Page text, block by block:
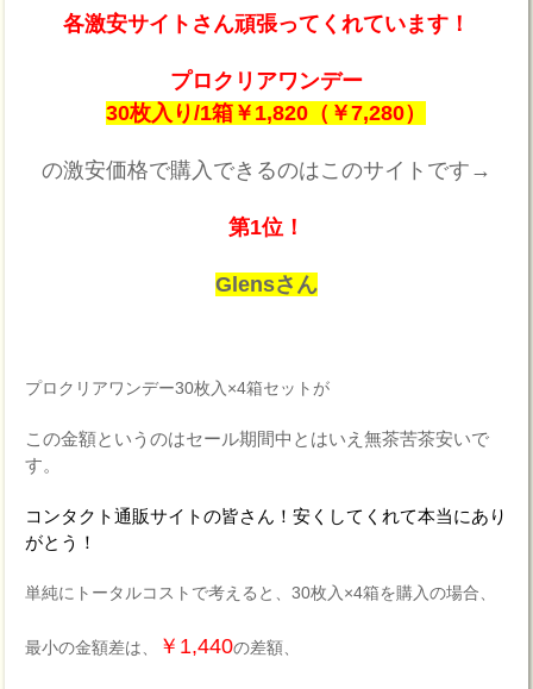
各激安サイトさん頑張ってくれています！
プロクリアワンデー
30枚入り/1箱￥1,820（￥7,280）
の激安価格で購入できるのはこのサイトです→
第1位！
Glensさん
プロクリアワンデー30枚入×4箱セットが
この金額というのはセール期間中とはいえ無茶苦茶安いで
す。
コンタクト通販サイトの皆さん！安くしてくれて本当にあり
がとう！
単純にトータルコストで考えると、30枚入×4箱を購入の場合、
最小の金額差は、 ￥1,440の差額、